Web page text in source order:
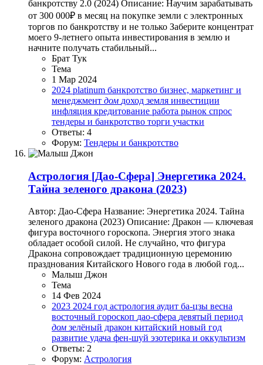
банкротству 2.0 (2024) Описание: Научим зарабатывать
от 300 000₽ в месяц на покупке земли с электронных
торгов по банкротству и не только Заберите концентрат
моего 9-летнего опыта инвестирования в землю и
начните получать стабильный...
Брат Тук
Тема
1 Мар 2024
2024 platinum банкротство бизнес, маркетинг и
менеджмент дом доход земля инвестиции
инфляция кредитование работа рынок спрос
тендеры и банкротство торги участки
Ответы: 4
Форум: Тендеры и банкротство
Астрология [Дао-Сфера] Энергетика 2024.
Тайна зеленого дракона (2023)
Автор: Дао-Сфера Название: Энергетика 2024. Тайна
зеленого дракона (2023) Описание: Дракон — ключевая
фигура восточного гороскопа. Энергия этого знака
обладает особой силой. Не случайно, что фигура
Дракона сопровождает традиционную церемонию
празднования Китайского Нового года в любой год...
Малыш Джон
Тема
14 Фев 2024
2023 2024 год астрология аудит ба-цзы весна
восточный гороскоп дао-сфера девятый период
дом зелёный дракон китайский новый год
развитие удача фен-шуй эзотерика и оккультизм
Ответы: 2
Форум: Астрология